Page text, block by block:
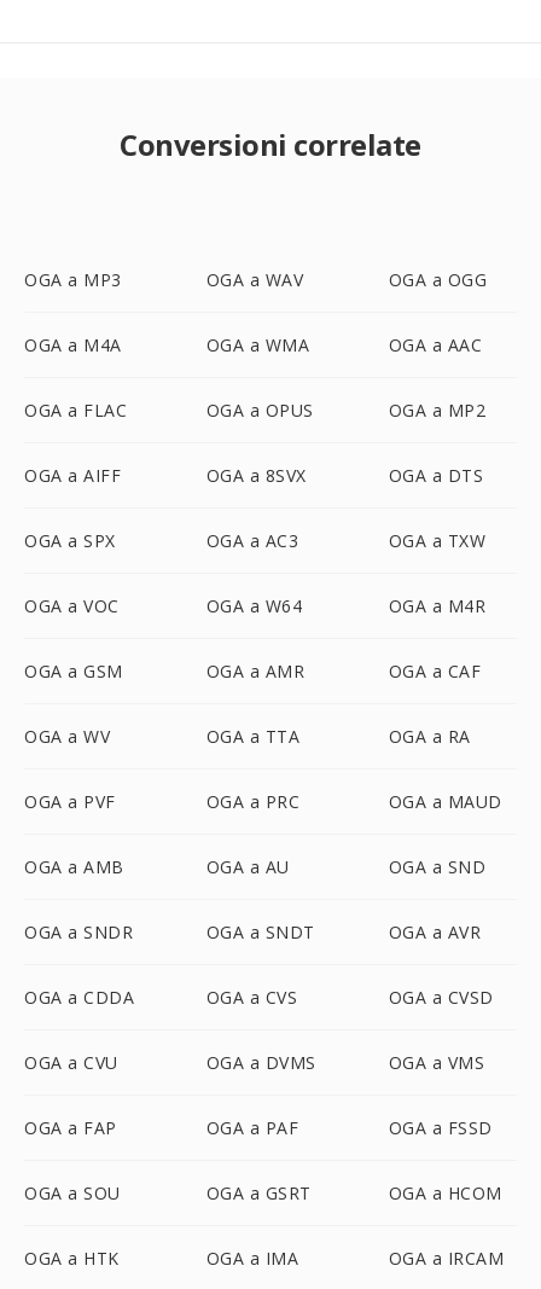
Conversioni correlate
OGA a MP3 OGA a WAV OGA a OGG
OGA a M4A OGA a WMA OGA a AAC
OGA a FLAC OGA a OPUS OGA a MP2
OGA a AIFF OGA a 8SVX OGA a DTS
OGA a SPX OGA a AC3 OGA a TXW
OGA a VOC OGA a W64 OGA a M4R
OGA a GSM OGA a AMR OGA a CAF
OGA a WV OGA a TTA OGA a RA
OGA a PVF OGA a PRC OGA a MAUD
OGA a AMB OGA a AU OGA a SND
OGA a SNDR OGA a SNDT OGA a AVR
OGA a CDDA OGA a CVS OGA a CVSD
OGA a CVU OGA a DVMS OGA a VMS
OGA a FAP OGA a PAF OGA a FSSD
OGA a SOU OGA a GSRT OGA a HCOM
OGA a HTK OGA a IMA OGA a IRCAM